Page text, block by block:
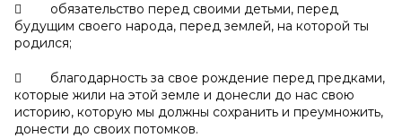
 обязательство перед своими детьми, перед
будущим своего народа, перед землей, на которой ты
родился;
 благодарность за свое рождение перед предками,
которые жили на этой земле и донесли до нас свою
историю, которую мы должны сохранить и преумножить,
донести до своих потомков.